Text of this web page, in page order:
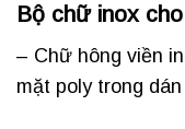
Bộ chữ inox
– Chữ hông viền
mặt poly trong